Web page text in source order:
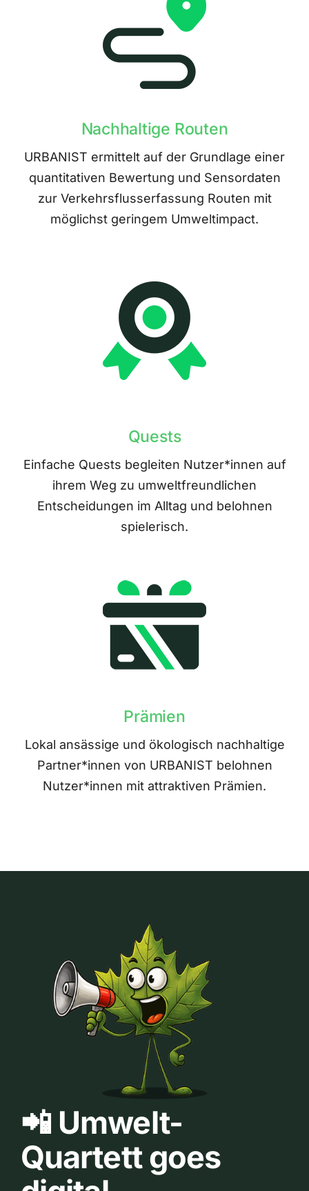
Nachhaltige Routen
URBANIST ermittelt auf der Grundlage einer
quantitativen Bewertung und Sensordaten
zur Verkehrsflusserfassung Routen mit
möglichst geringem Umweltimpact.
Quests
Einfache Quests begleiten Nutzer*innen auf
ihrem Weg zu umweltfreundlichen
Entscheidungen im Alltag und belohnen
spielerisch.
Prämien
Lokal ansässige und ökologisch nachhaltige
Partner*innen von URBANIST belohnen
Nutzer*innen mit attraktiven Prämien.
📲 Umwelt-
Quartett goes